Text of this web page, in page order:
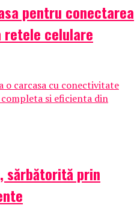
pentru conectarea
retele celulare
o carcasa cu conectivitate
si eficienta din
sărbătorită prin